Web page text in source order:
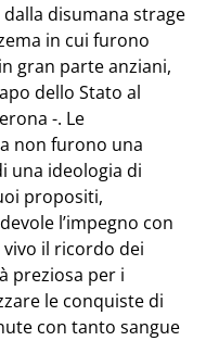
disumana strage
a in cui furono
gran parte anziani,
dello Stato al
-. Le
non furono una
una ideologia di
propositi,
l’impegno con
il ricordo dei
preziosa per i
le conquiste di
con tanto sangue